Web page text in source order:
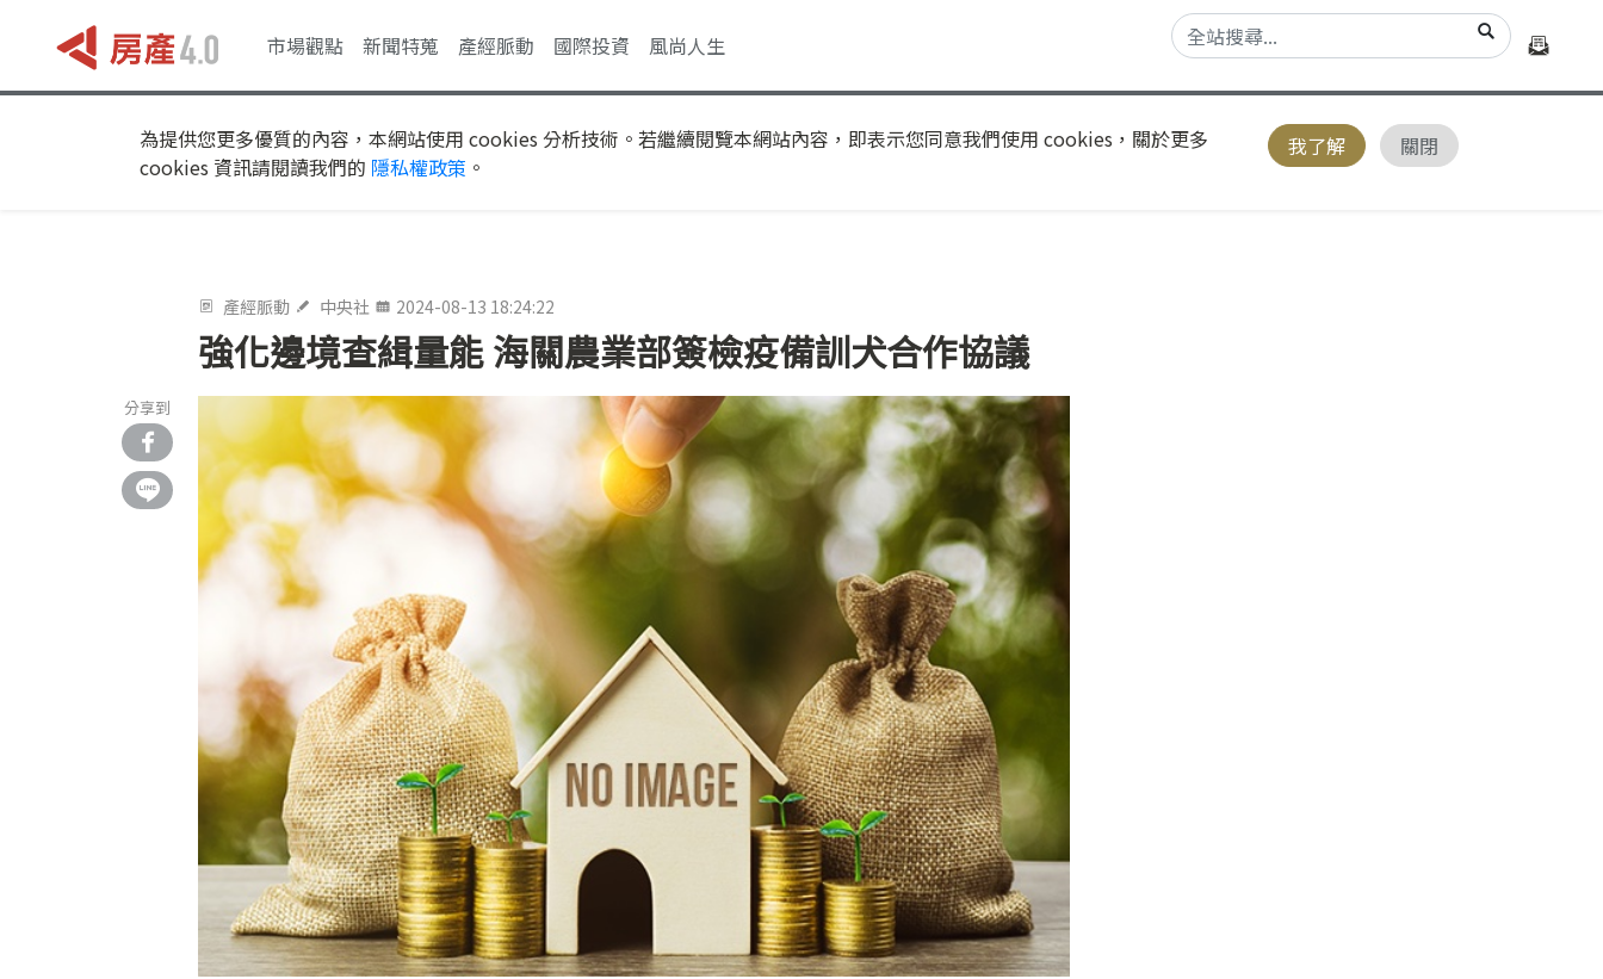
市場觀點 新聞特蒐 產經脈動 國際投資 風尚人生
為提供您更多優質的內容，本網站使用 cookies 分析技術。若繼續閱覽本網站內容，即表示您同意我們使用 cookies，關於更多
cookies 資訊請閱讀我們的 隱私權政策 。
我了解 關閉
產經脈動 中央社 2024-08-13 18:24:22
強化邊境查緝量能 海關農業部簽檢疫備訓犬合作協議
分享到